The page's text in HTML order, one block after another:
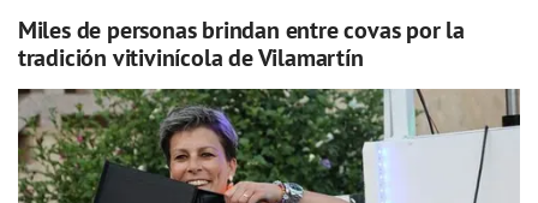
Miles de personas brindan entre covas por la
tradición vitivinícola de Vilamartín